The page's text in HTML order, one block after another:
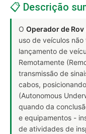
📋 Descrição
O Operador de Rov
uso de veículos
lançamento de
Remotamente
transmissão de
cabos,
(Autonomous
quando da
e equipamentos -
de atividades de